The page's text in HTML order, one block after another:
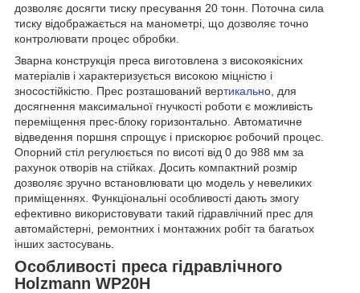
дозволяє досягти тиску пресування 20 тонн. Поточна сила
тиску відображається на манометрі, що дозволяє точно
контролювати процес обробки.
Зварна конструкція преса виготовлена з високоякісних
матеріалів і характеризується високою міцністю і
зносостійкістю. Прес розташований вертикально, для
досягнення максимальної гнучкості роботи є можливість
переміщення прес-блоку горизонтально. Автоматичне
відведення поршня спрощує і прискорює робочий процес.
Опорний стіл регулюється по висоті від 0 до 988 мм за
рахунок отворів на стійках. Досить компактний розмір
дозволяє зручно встановлювати цю модель у невеликих
приміщеннях. Функціональні особливості дають змогу
ефективно використовувати такий гідравлічний прес для
автомайстерні, ремонтних і монтажних робіт та багатьох
інших застосувань.
Особливості преса гідравлічного
Holzmann WP20H